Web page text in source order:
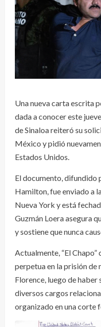
Una nueva carta escrita
dada a conocer este
de Sinaloa reiteró su
México y pidió
Estados Unidos.
El documento, difundido
Hamilton, fue enviado a
Nueva York y está
Guzmán Loera asegura
y sostiene que nunca
Actualmente, “El Chapo”
perpetua en la prisión de
Florence, luego de
diversos cargos
organizado en una corte